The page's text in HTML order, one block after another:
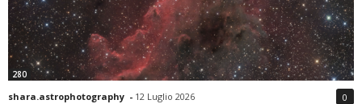
280
shara.astrophotography - 12 Luglio 2026 0